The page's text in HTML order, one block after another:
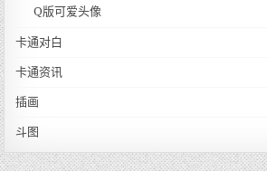
Q版可爱头像
卡通对白
卡通资讯
插画
斗图